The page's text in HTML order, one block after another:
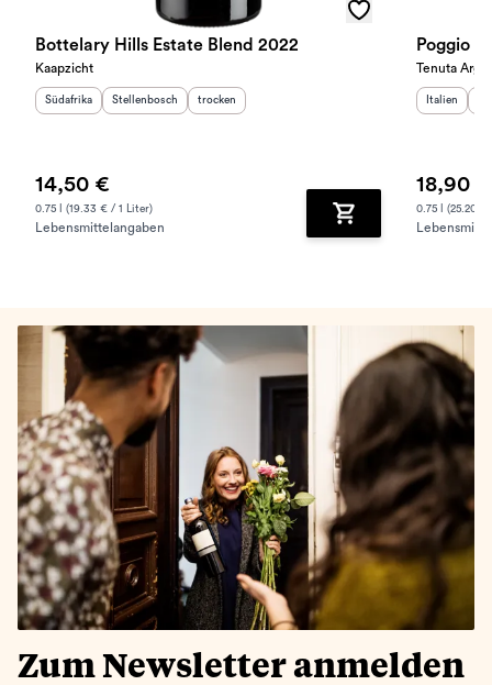
Bottelary Hills Estate Blend 2022
Kaapzicht
Herkunftsland:
Südafrika Herkunftsregion
Stellenbosch Geschmack
trocken
14,50 €
0.75 l (19.33 € / 1 Liter)
Lebensmittelangaben Zum Warenkorb
Poggio
Tenuta
Italien
18,90 €
0.75 l (25.20 €
Zum Newsletter anmelden